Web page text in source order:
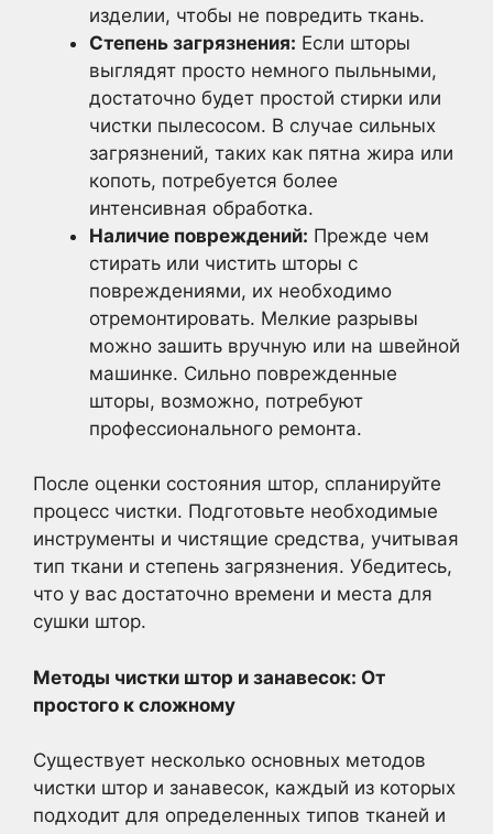
изделии, чтобы не повредить ткань.
Степень загрязнения: Если шторы
выглядят просто немного пыльными,
достаточно будет простой стирки или
чистки пылесосом. В случае сильных
загрязнений, таких как пятна жира или
копоть, потребуется более
интенсивная обработка.
Наличие повреждений: Прежде чем
стирать или чистить шторы с
повреждениями, их необходимо
отремонтировать. Мелкие разрывы
можно зашить вручную или на швейной
машинке. Сильно поврежденные
шторы, возможно, потребуют
профессионального ремонта.
После оценки состояния штор, спланируйте
процесс чистки. Подготовьте необходимые
инструменты и чистящие средства, учитывая
тип ткани и степень загрязнения. Убедитесь,
что у вас достаточно времени и места для
сушки штор.
Методы чистки штор и занавесок: От
простого к сложному
Существует несколько основных методов
чистки штор и занавесок, каждый из которых
подходит для определенных типов тканей и